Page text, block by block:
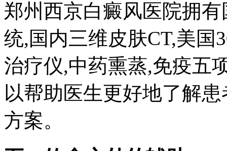
郑州西京白癜风医院拥
统,国内三维皮肤CT,美国
治疗仪,中药熏蒸,免疫五
以帮助医生更好地了解
方案。